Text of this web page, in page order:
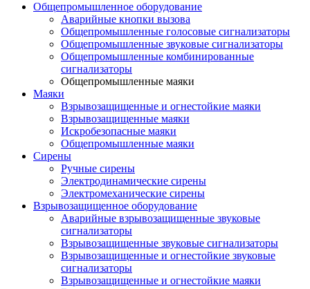
Общепромышленное оборудование
Аварийные кнопки вызова
Общепромышленные голосовые сигнализаторы
Общепромышленные звуковые сигнализаторы
Общепромышленные комбинированные
сигнализаторы
Общепромышленные маяки
Маяки
Взрывозащищенные и огнестойкие маяки
Взрывозащищенные маяки
Искробезопасные маяки
Общепромышленные маяки
Сирены
Ручные сирены
Электродинамические сирены
Электромеханические сирены
Взрывозащищенное оборудование
Аварийные взрывозащищенные звуковые
сигнализаторы
Взрывозащищенные звуковые сигнализаторы
Взрывозащищенные и огнестойкие звуковые
сигнализаторы
Взрывозащищенные и огнестойкие маяки